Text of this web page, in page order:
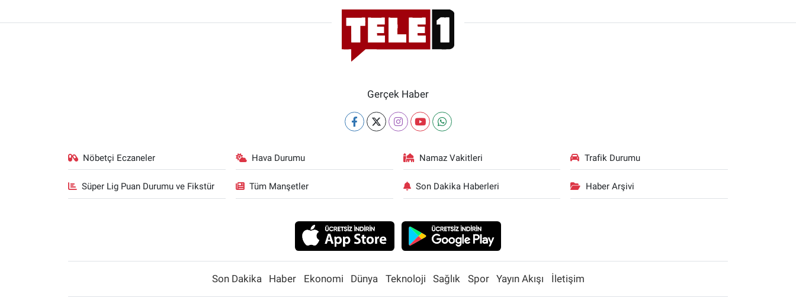
Gerçek Haber
Nöbetçi Eczaneler Hava Durumu Namaz Vakitleri Trafik Durumu
Süper Lig Puan Durumu ve Fikstür Tüm Manşetler Son Dakika Haberleri Haber Arşivi
Son Dakika Haber Ekonomi Dünya Teknoloji Sağlık Spor Yayın Akışı İletişim